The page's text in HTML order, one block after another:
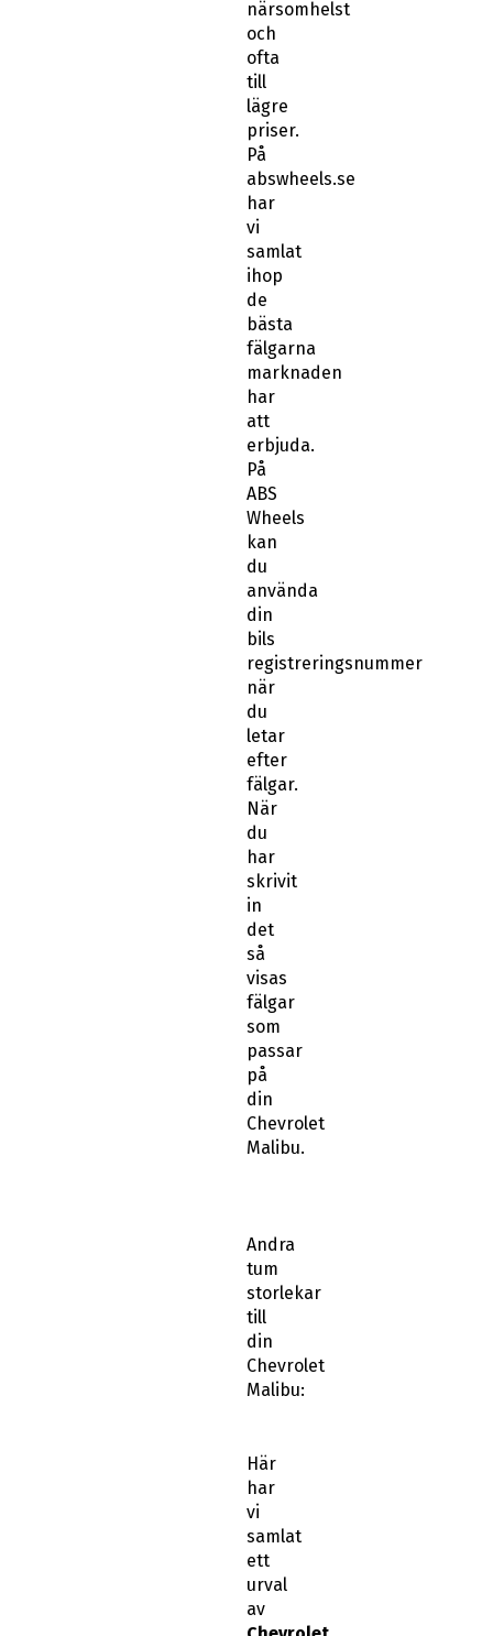
närsomhelst
och
ofta
till
lägre
priser.
På
abswheels.se
har
vi
samlat
ihop
de
bästa
fälgarna
marknaden
har
att
erbjuda.
På
ABS
Wheels
kan
du
använda
din
bils
registreringsnummer
när
du
letar
efter
fälgar.
När
du
har
skrivit
in
det
så
visas
fälgar
som
passar
på
din
Chevrolet
Malibu.
Andra
tum
storlekar
till
din
Chevrolet
Malibu:
Här
har
vi
samlat
ett
urval
av